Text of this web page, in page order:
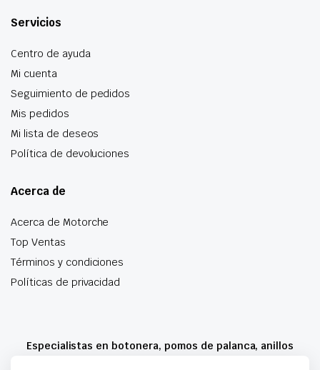
Servicios
Centro de ayuda
Mi cuenta
Seguimiento de pedidos
Mis pedidos
Mi lista de deseos
Política de devoluciones
Acerca de
Acerca de Motorche
Top Ventas
Términos y condiciones
Políticas de privacidad
Especialistas en botonera, pomos de palanca, anillos